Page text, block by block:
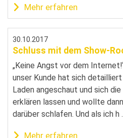
Mehr erfahren
30.10.2017
Schluss mit dem Show-
„Keine Angst vor dem
unser Kunde hat sich
Laden angeschaut und sich
erklären lassen und wollte
darüber schlafen. Und als ich h
Mehr erfahren